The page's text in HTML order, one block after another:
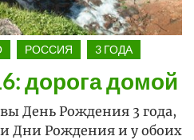
РОССИЯ 3 ГОДА
дорога домой
День Рождения 3 года,
Дни Рождения и у обоих